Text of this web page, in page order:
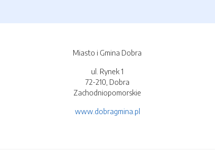
Miasto i Gmina Dobra
ul. Rynek 1
72-210, Dobra
Zachodniopomorskie
www.dobragmina.pl